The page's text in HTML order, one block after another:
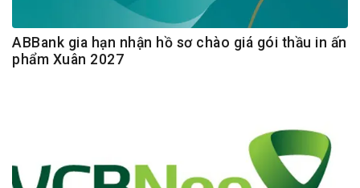
ABBank gia hạn nhận hồ sơ chào giá gói thầu in ấn
phẩm Xuân 2027